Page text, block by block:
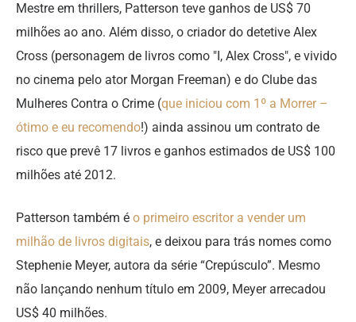
Mestre em thrillers, Patterson teve ganhos de US$ 70
milhões ao ano. Além disso, o criador do detetive Alex
Cross (personagem de livros como "I, Alex Cross", e vivido
no cinema pelo ator Morgan Freeman) e do Clube das
Mulheres Contra o Crime (que iniciou com 1º a Morrer –
ótimo e eu recomendo!) ainda assinou um contrato de
risco que prevê 17 livros e ganhos estimados de US$ 100
milhões até 2012.
Patterson também é o primeiro escritor a vender um
milhão de livros digitais, e deixou para trás nomes como
Stephenie Meyer, autora da série “Crepúsculo”. Mesmo
não lançando nenhum título em 2009, Meyer arrecadou
US$ 40 milhões.